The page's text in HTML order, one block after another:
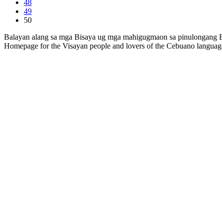
48
49
50
Balayan alang sa mga Bisaya ug mga mahigugmaon sa pinulongang
Homepage for the Visayan people and lovers of the Cebuano